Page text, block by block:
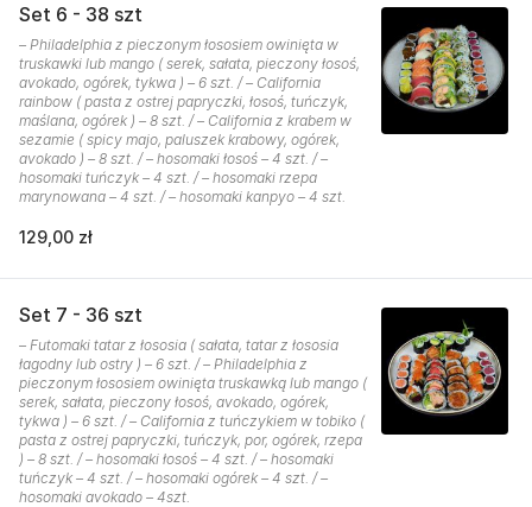
Set 6 - 38 szt
– Philadelphia z pieczonym łososiem owinięta w
truskawki lub mango ( serek, sałata, pieczony łosoś,
avokado, ogórek, tykwa ) – 6 szt. / – California
rainbow ( pasta z ostrej papryczki, łosoś, tuńczyk,
maślana, ogórek ) – 8 szt. / – California z krabem w
sezamie ( spicy majo, paluszek krabowy, ogórek,
avokado ) – 8 szt. / – hosomaki łosoś – 4 szt. / –
hosomaki tuńczyk – 4 szt. / – hosomaki rzepa
marynowana – 4 szt. / – hosomaki kanpyo – 4 szt.
129,00 zł
Set 7 - 36 szt
– Futomaki tatar z łososia ( sałata, tatar z łososia
łagodny lub ostry ) – 6 szt. / – Philadelphia z
pieczonym łososiem owinięta truskawką lub mango (
serek, sałata, pieczony łosoś, avokado, ogórek,
tykwa ) – 6 szt. / – California z tuńczykiem w tobiko (
pasta z ostrej papryczki, tuńczyk, por, ogórek, rzepa
) – 8 szt. / – hosomaki łosoś – 4 szt. / – hosomaki
tuńczyk – 4 szt. / – hosomaki ogórek – 4 szt. / –
hosomaki avokado – 4szt.